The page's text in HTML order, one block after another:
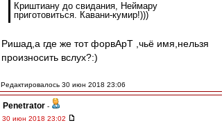
Криштиану до свидания, Неймару
приготовиться. Кавани-кумир!)))
Ришад,а где же тот форвАрТ ,чьё имя,нельзя
произносить вслух?:)
Редактировалось 30 июн 2018 23:06
Penetrator -
30 июн 2018 23:02